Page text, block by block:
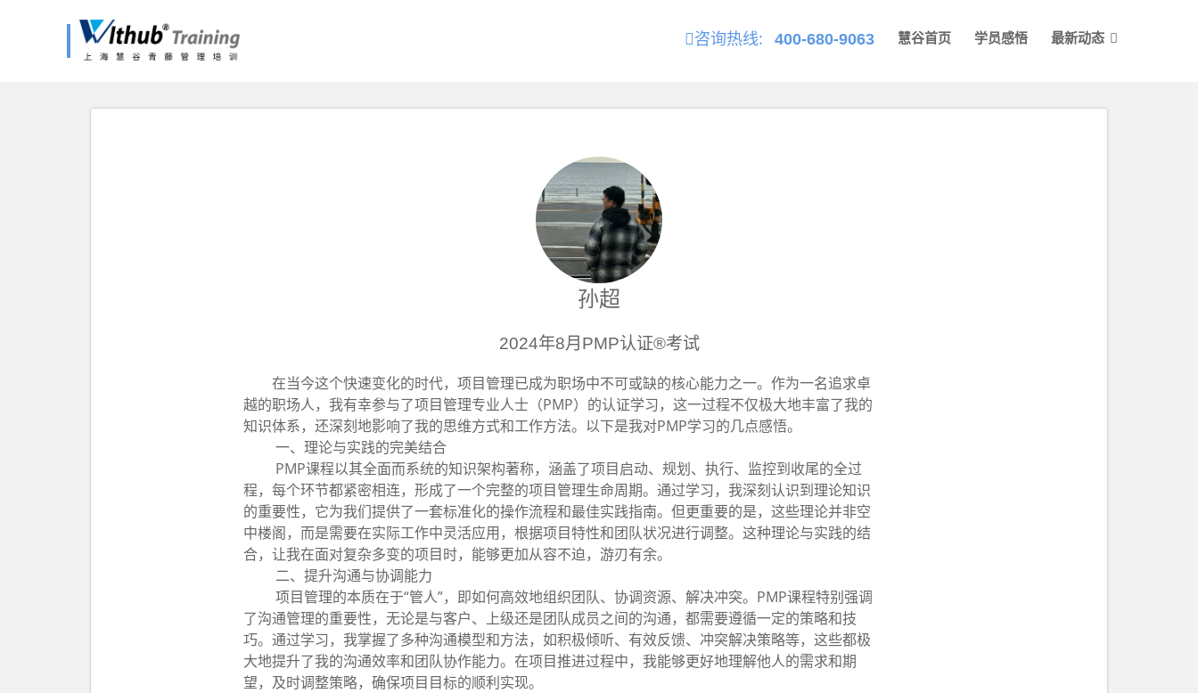
咨询热线: 400-680-9063 慧谷首页 学员感悟 最新动态
孙超
2024年8月PMP认证®考试
在当今这个快速变化的时代，项目管理已成为职场中不可或缺的核心能力之一。作为一名追求卓
越的职场人，我有幸参与了项目管理专业人士（PMP）的认证学习，这一过程不仅极大地丰富了我的
知识体系，还深刻地影响了我的思维方式和工作方法。以下是我对PMP学习的几点感悟。
一、理论与实践的完美结合
PMP课程以其全面而系统的知识架构著称，涵盖了项目启动、规划、执行、监控到收尾的全过
程，每个环节都紧密相连，形成了一个完整的项目管理生命周期。通过学习，我深刻认识到理论知识
的重要性，它为我们提供了一套标准化的操作流程和最佳实践指南。但更重要的是，这些理论并非空
中楼阁，而是需要在实际工作中灵活应用，根据项目特性和团队状况进行调整。这种理论与实践的结
合，让我在面对复杂多变的项目时，能够更加从容不迫，游刃有余。
二、提升沟通与协调能力
项目管理的本质在于“管人”，即如何高效地组织团队、协调资源、解决冲突。PMP课程特别强调
了沟通管理的重要性，无论是与客户、上级还是团队成员之间的沟通，都需要遵循一定的策略和技
巧。通过学习，我掌握了多种沟通模型和方法，如积极倾听、有效反馈、冲突解决策略等，这些都极
大地提升了我的沟通效率和团队协作能力。在项目推进过程中，我能够更好地理解他人的需求和期
望，及时调整策略，确保项目目标的顺利实现。